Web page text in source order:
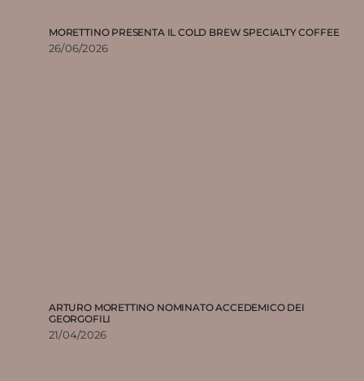
MORETTINO PRESENTA IL COLD BREW SPECIALTY COFFEE
26/06/2026
ARTURO MORETTINO NOMINATO ACCEDEMICO DEI
GEORGOFILI
21/04/2026